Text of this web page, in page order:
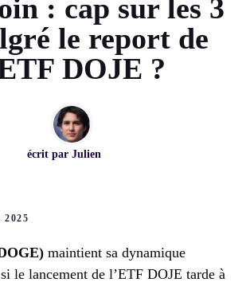
: cap sur les 3
le report de
DOJE ?
écrit par Julien
2025
maintient sa dynamique
le lancement de l’ETF DOJE tarde à